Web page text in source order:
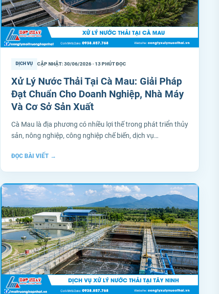
DỊCH VỤ CẬP NHẬT: 30/06/2026 · 13 PHÚT ĐỌC
Xử Lý Nước Thải Tại Cà Mau: Giải Pháp
Đạt Chuẩn Cho Doanh Nghiệp, Nhà Máy
Và Cơ Sở Sản Xuất
Cà Mau là địa phương có nhiều lợi thế trong phát triển thủy
sản, nông nghiệp, công nghiệp chế biến, dịch vụ…
ĐỌC BÀI VIẾT →